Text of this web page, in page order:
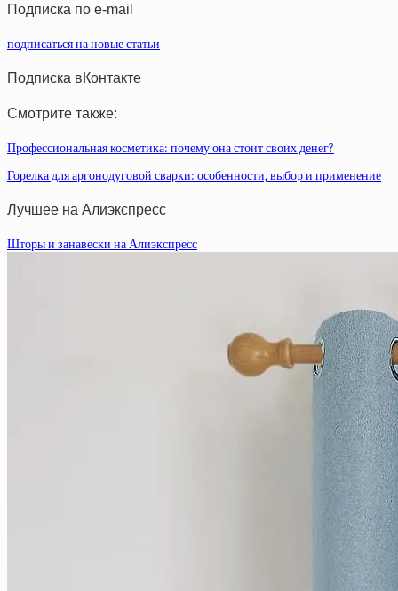
Подписка по e-mail
подписаться на новые статьи
Подписка вКонтакте
Смотрите также:
Профессиональная косметика: почему она стоит своих денег?
Горелка для аргонодуговой сварки: особенности, выбор и применение
Лучшее на Алиэкспресс
Шторы и занавески на Алиэкспресс